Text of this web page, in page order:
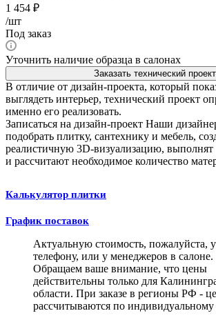
1 454 ₽
/шт
Под заказ
Уточнить наличие образца в салонах
Заказать технический проект
В отличие от дизайн-проекта, который
выглядеть интерьер, технический проект
именно его реализовать.
Записаться на дизайн-проект Наши
подобрать плитку, сантехнику и мебель,
реалистичную 3D-визуализацию, выполнят
и рассчитают необходимое количество
Калькулятор плитки
График поставок
Актуальную стоимость, пожалуйста,
телефону, или у менеджеров в салоне.
Обращаем ваше внимание, что цены
действительны только для
области. При заказе в регионы РФ -
рассчитываются по индивидуальному